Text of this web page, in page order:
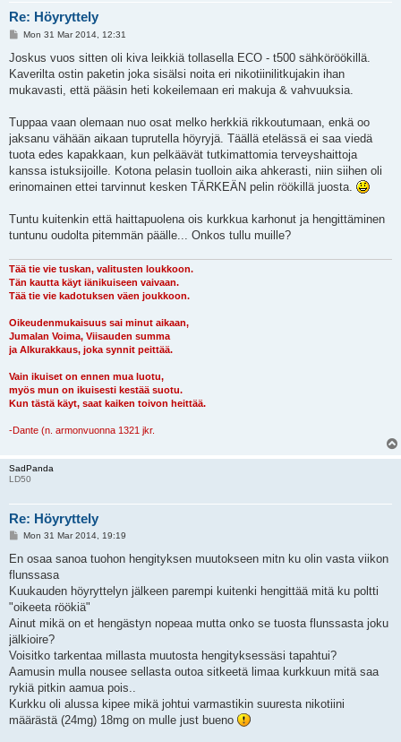
Re: Höyryttely
P
s
Mon 31 Mar 2014, 12:31
Joskus vuos sitten oli kiva leikkiä tollasella ECO - t500 sähköröökillä.
Kaverilta ostin paketin joka sisälsi noita eri nikotiinilitkujakin ihan
mukavasti, että pääsin heti kokeilemaan eri makuja & vahvuuksia.
Tuppaa vaan olemaan nuo osat melko herkkiä rikkoutumaan, enkä oo
jaksanu vähään aikaan tuprutella höyryjä. Täällä etelässä ei saa viedä
tuota edes kapakkaan, kun pelkäävät tutkimattomia terveyshaittoja
kanssa istuksijoille. Kotona pelasin tuolloin aika ahkerasti, niin siihen oli
erinomainen ettei tarvinnut kesken TÄRKEÄN pelin röökillä juosta.
Tuntu kuitenkin että haittapuolena ois kurkkua karhonut ja hengittäminen
tuntunu oudolta pitemmän päälle... Onkos tullu muille?
Tää tie vie tuskan, valitusten loukkoon.
Tän kautta käyt iänikuiseen vaivaan.
Tää tie vie kadotuksen väen joukkoon.
Oikeudenmukaisuus sai minut aikaan,
Jumalan Voima, Viisauden summa
ja Alkurakkaus, joka synnit peittää.
Vain ikuiset on ennen mua luotu,
myös mun on ikuisesti kestää suotu.
Kun tästä käyt, saat kaiken toivon heittää.
-Dante (n. armonvuonna 1321 jkr.
SadPanda
LD50
Re: Höyryttely
P
s
Mon 31 Mar 2014, 19:19
En osaa sanoa tuohon hengityksen muutokseen mitn ku olin vasta viikon
flunssasa
Kuukauden höyryttelyn jälkeen parempi kuitenki hengittää mitä ku poltti
"oikeeta röökiä"
Ainut mikä on et hengästyn nopeaa mutta onko se tuosta flunssasta joku
jälkioire?
Voisitko tarkentaa millasta muutosta hengityksessäsi tapahtui?
Aamusin mulla nousee sellasta outoa sitkeetä limaa kurkkuun mitä saa
rykiä pitkin aamua pois..
Kurkku oli alussa kipee mikä johtui varmastikin suuresta nikotiini
määrästä (24mg) 18mg on mulle just bueno